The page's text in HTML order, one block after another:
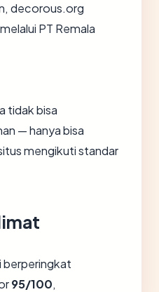
decorous.org
PT Remala
tidak bisa
— hanya bisa
mengikuti standar
berperingkat
95/100,